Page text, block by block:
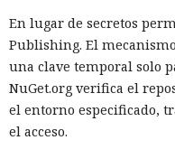
En lugar de secretos
Publishing. El
una clave temporal solo
NuGet.org verifica el
el entorno especificado,
el acceso.